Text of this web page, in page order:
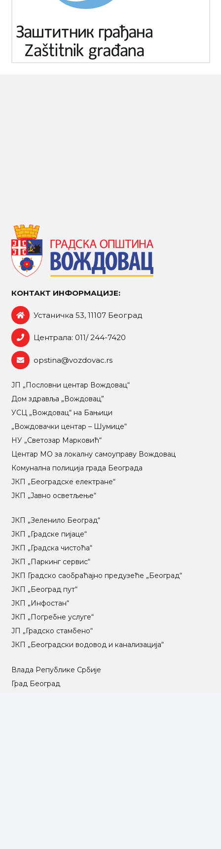
КОНТАКТ ИНФОРМАЦИЈЕ:
Устаничка 53, 11107 Београд
Централа: 011/ 244-7420
opstina@vozdovac.rs
ЈП „Пословни центар Вождовац“
Дом здравља „Вождовац”
УСЦ „Вождовац“ на Бањици
„Вождовачки центар – Шумице“
НУ „Светозар Марковић“
Центар МO за локалну самоуправу Вождовац
Комунална полиција града Београда
ЈКП „Београдске електране“
ЈКП „Јавно осветљење“
ЈКП „Зеленило Београд“
ЈКП „Градске пијаце“
ЈКП „Градска чистоћа“
ЈКП „Паркинг сервис“
ЈКП Градско саобраћајно предузеће „Београд“
ЈКП „Београд пут“
ЈКП „Инфостан“
ЈКП „Погребне услуге“
ЈП „Градско стамбено“
ЈКП „Београдски водовод и канализација“
Влада Републике Србије
Град Београд